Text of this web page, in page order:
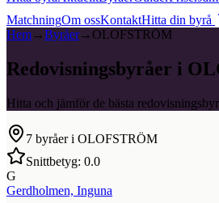
MatchningOm ossKontaktHitta din byrå
Hem→Byråer→ OLOFSTRÖM
Redovisningsbyråer i
Hitta och jämför de bästa
7 byråer i OLOFSTRÖM
Snittbetyg: 0.0
G
Gerdholmen, Inguna